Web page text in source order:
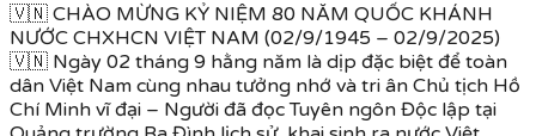
🇻🇳 CHÀO MỪNG KỶ NIỆM 80 NĂM QUỐC KHÁNH
NƯỚC CHXHCN VIỆT NAM (02/9/1945 – 02/9/2025)
🇻🇳 Ngày 02 tháng 9 hằng năm là dịp đặc biệt để toàn
dân Việt Nam cùng nhau tưởng nhớ và tri ân Chủ tịch Hồ
Chí Minh vĩ đại – Người đã đọc Tuyên ngôn Độc lập tại